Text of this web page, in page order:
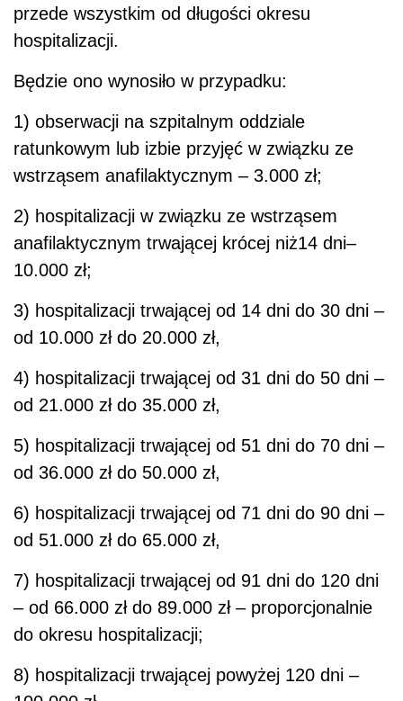
przede wszystkim od długości okresu
hospitalizacji.
Będzie ono wynosiło w przypadku:
1) obserwacji na szpitalnym oddziale
ratunkowym lub izbie przyjęć w związku ze
wstrząsem anafilaktycznym – 3.000 zł;
2) hospitalizacji w związku ze wstrząsem
anafilaktycznym trwającej krócej niż14 dni–
10.000 zł;
3) hospitalizacji trwającej od 14 dni do 30 dni –
od 10.000 zł do 20.000 zł,
4) hospitalizacji trwającej od 31 dni do 50 dni –
od 21.000 zł do 35.000 zł,
5) hospitalizacji trwającej od 51 dni do 70 dni –
od 36.000 zł do 50.000 zł,
6) hospitalizacji trwającej od 71 dni do 90 dni –
od 51.000 zł do 65.000 zł,
7) hospitalizacji trwającej od 91 dni do 120 dni
– od 66.000 zł do 89.000 zł – proporcjonalnie
do okresu hospitalizacji;
8) hospitalizacji trwającej powyżej 120 dni –